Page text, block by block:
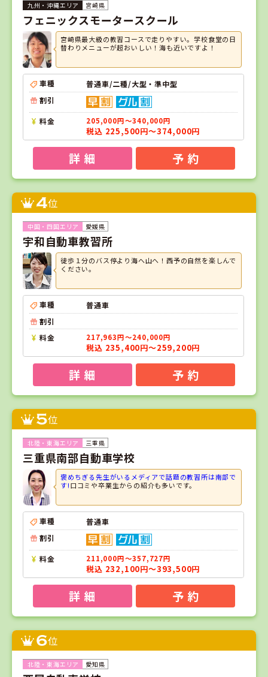
宮崎県
フェニックスモータースクール
宮崎県最大級の教習コースで走りやすい。学校食堂の日
替わりメニューが超おいしい！海も近いですよ！
車種
普通車/二種/大型・準中型
割引
料金 205,000円～340,000円
税込 225,500円～374,000円
詳 細 予 約
4位
愛媛県
宇和自動車教習所
徒歩１分のバス停より海へ山へ！西予の自然を楽しんで
ください。
車種
普通車
割引
料金
217,963円～240,000円
税込 235,400円～259,200円
詳 細 予 約
5位
三重県
三重県南部自動車学校
褒めちぎる先生がいるメディアで話題の教習所は南部で
す!口コミや卒業生からの紹介も多いです。
車種
普通車
割引
料金 211,000円～357,727円
税込 232,100円～393,500円
詳 細 予 約
6位
愛知県